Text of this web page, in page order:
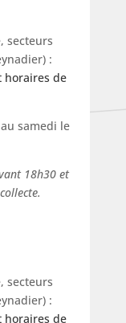
secteurs
:
horaires de
samedi le
18h30 et
secteurs
:
horaires de